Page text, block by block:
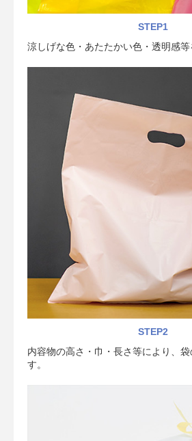
STEP1
涼しげな色・あたたかい色・透明感等
STEP2
内容物の高さ・巾・長さ等により、
す。